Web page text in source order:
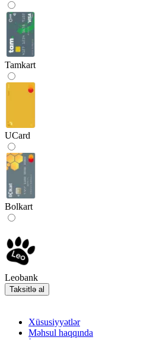
Tamkart
UCard
Bolkart
Leobank
Taksitlə al
Xüsusiyyətlər
Məhsul haqqında